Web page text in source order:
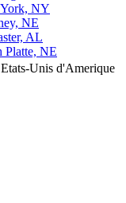
NY
NE
AL
Platte, NE
Unis d'Amerique